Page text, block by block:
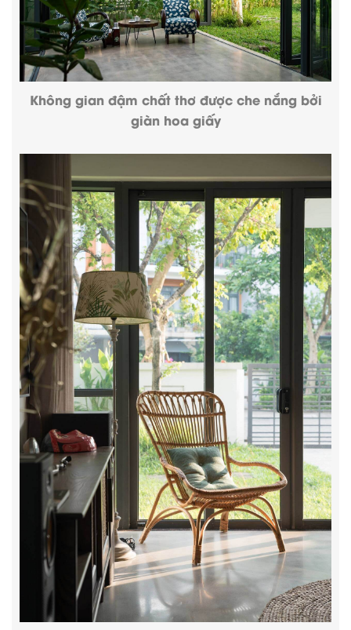
Không gian đậm chất thơ được che nắng bởi
giàn hoa giấy